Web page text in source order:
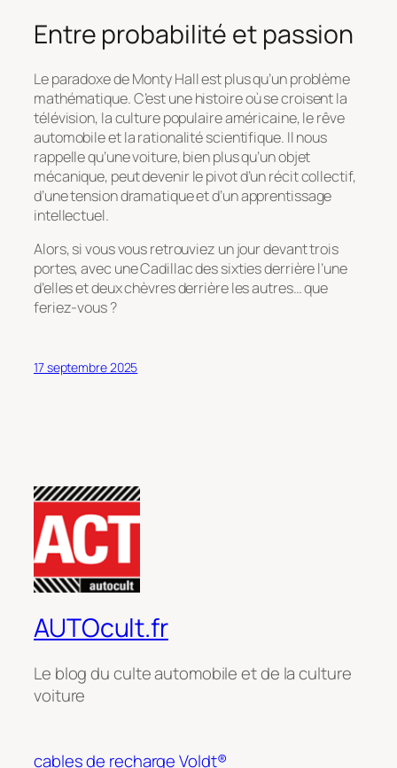
Entre probabilité et passion
Le paradoxe de Monty Hall est plus qu’un problème
mathématique. C’est une histoire où se croisent la
télévision, la culture populaire américaine, le rêve
automobile et la rationalité scientifique. Il nous
rappelle qu’une voiture, bien plus qu’un objet
mécanique, peut devenir le pivot d’un récit collectif,
d’une tension dramatique et d’un apprentissage
intellectuel.
Alors, si vous vous retrouviez un jour devant trois
portes, avec une Cadillac des sixties derrière l’une
d’elles et deux chèvres derrière les autres… que
feriez-vous ?
17 septembre 2025
AUTOcult.fr
Le blog du culte automobile et de la culture
voiture
cables de recharge Voldt®